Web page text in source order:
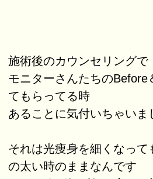
施術後のカウンセリングで
モニターさんたちのBefore
てもらってる時
あることに気付いちゃいま
それは光痩身を細くなっ
の太い時のままなんです